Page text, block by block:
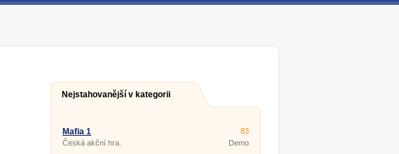
Nejstahovanější v kategorii
Mafia 1
Česká akční hra.
83
Demo